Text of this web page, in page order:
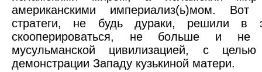
американскими империализ(ь)мом. Вот
стратеги, не будь дураки, решили в
скооперироваться, не больше и
мусульманской цивилизацией, с целью
демонстрации Западу кузькиной матери.